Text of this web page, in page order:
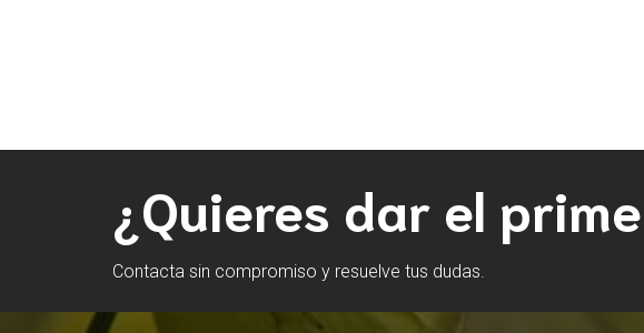
¿Quieres dar el
Contacta sin compromiso y resuelve tus dudas.